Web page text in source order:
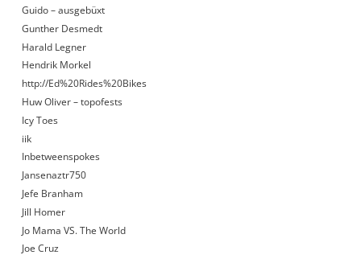
Guido – ausgebüxt
Gunther Desmedt
Harald Legner
Hendrik Morkel
http://Ed%20Rides%20Bikes
Huw Oliver – topofests
Icy Toes
iik
Inbetweenspokes
Jansenaztr750
Jefe Branham
Jill Homer
Jo Mama VS. The World
Joe Cruz